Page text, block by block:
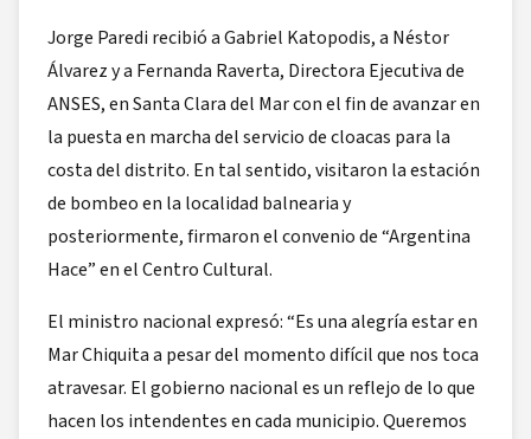
Jorge Paredi recibió a Gabriel Katopodis, a Néstor
Álvarez y a Fernanda Raverta, Directora Ejecutiva de
ANSES, en Santa Clara del Mar con el fin de avanzar en
la puesta en marcha del servicio de cloacas para la
costa del distrito. En tal sentido, visitaron la estación
de bombeo en la localidad balnearia y
posteriormente, firmaron el convenio de “Argentina
Hace” en el Centro Cultural.
El ministro nacional expresó: “Es una alegría estar en
Mar Chiquita a pesar del momento difícil que nos toca
atravesar. El gobierno nacional es un reflejo de lo que
hacen los intendentes en cada municipio. Queremos